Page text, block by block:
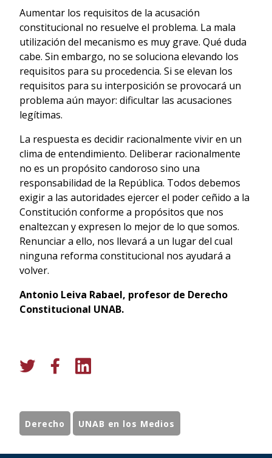
Aumentar los requisitos de la acusación
constitucional no resuelve el problema. La mala
utilización del mecanismo es muy grave. Qué duda
cabe. Sin embargo, no se soluciona elevando los
requisitos para su procedencia. Si se elevan los
requisitos para su interposición se provocará un
problema aún mayor: dificultar las acusaciones
legítimas.
La respuesta es decidir racionalmente vivir en un
clima de entendimiento. Deliberar racionalmente
no es un propósito candoroso sino una
responsabilidad de la República. Todos debemos
exigir a las autoridades ejercer el poder ceñido a la
Constitución conforme a propósitos que nos
enaltezcan y expresen lo mejor de lo que somos.
Renunciar a ello, nos llevará a un lugar del cual
ninguna reforma constitucional nos ayudará a
volver.
Antonio Leiva Rabael, profesor de Derecho
Constitucional UNAB.
Derecho UNAB en los Medios